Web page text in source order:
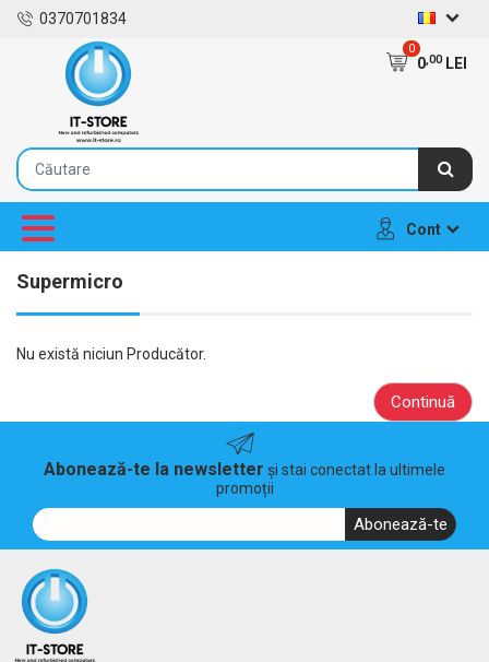
0370701834
0
0,00LEI
Cont
Supermicro
Nu există niciun Producător.
Continuă
Abonează-te la newsletter și stai conectat la ultimele
promoții
Abonează-te